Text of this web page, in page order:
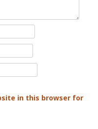
in this browser for